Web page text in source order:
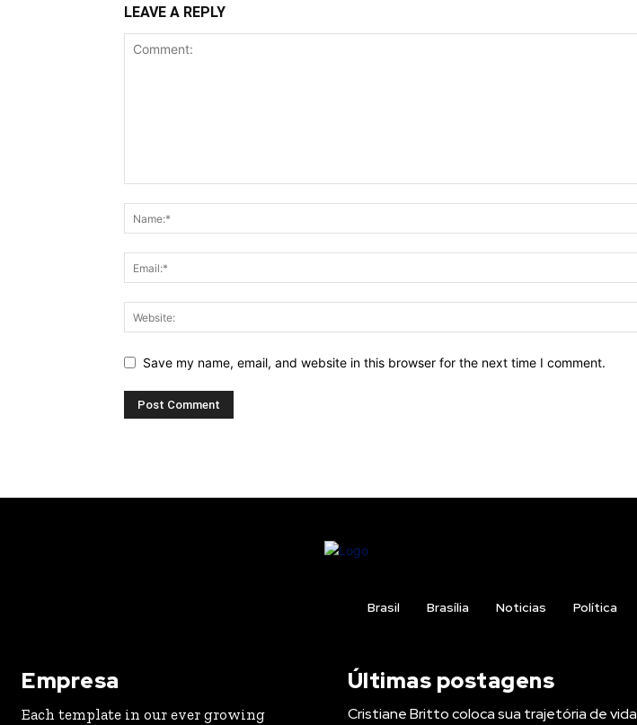
LEAVE A REPLY
Save my name, email, and website in this browser for the next time I comment.
Brasil Brasília Noticias Política
Empresa
Each template in our ever growing
Últimas postagens
Cristiane Britto coloca sua trajetória de vida